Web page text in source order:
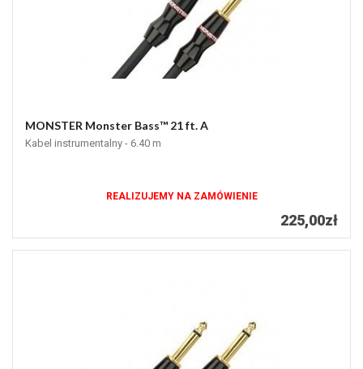
MONSTER Monster Bass™ 21 ft. A
Kabel instrumentalny - 6.40 m
REALIZUJEMY NA ZAMÓWIENIE
225,00zł